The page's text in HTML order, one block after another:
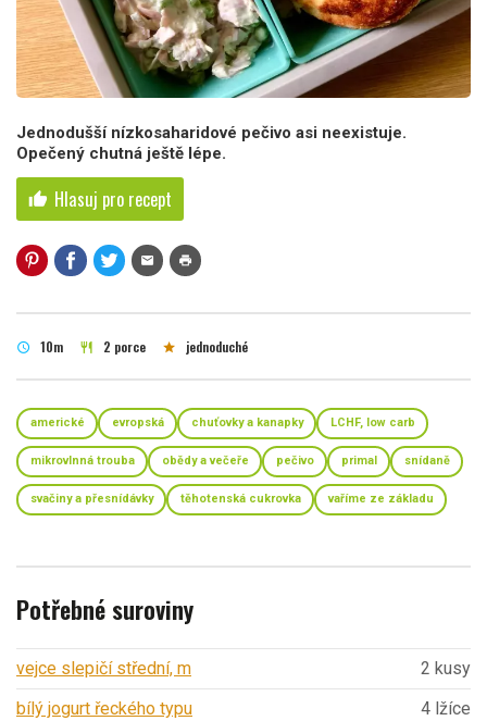
Jednodušší nízkosaharidové pečivo asi neexistuje.
Opečený chutná ještě lépe.
thumb_up Hlasuj pro recept
mail print
schedule 10m restaurant 2 porce star jednoduché
americké evropská chuťovky a kanapky LCHF, low carb
mikrovlnná trouba obědy a večeře pečivo primal snídaně
svačiny a přesnídávky těhotenská cukrovka vaříme ze základu
Potřebné suroviny
vejce slepičí střední, m
2 kusy
bílý jogurt řeckého typu
4 lžíce